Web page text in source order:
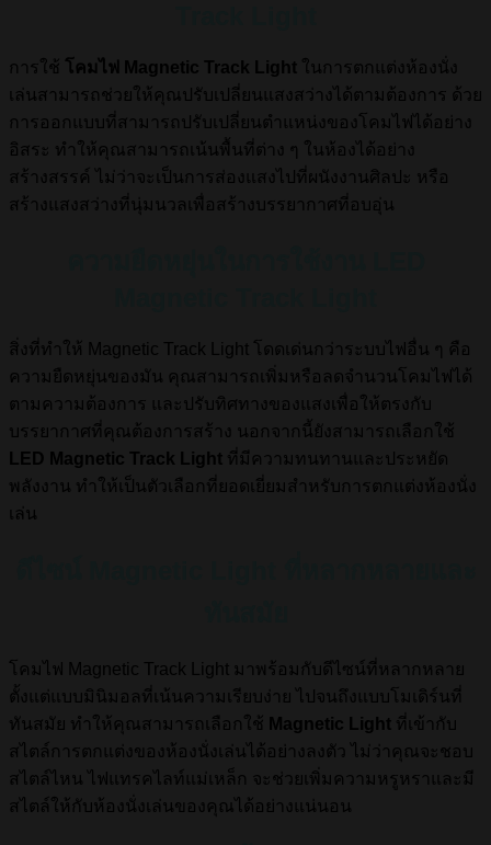
การใช้ โคมไฟ Magnetic Track Light ในการตกแต่งห้องนั่ง
เล่นสามารถช่วยให้คุณปรับเปลี่ยนแสงสว่างได้ตามต้องการ ด้วย
การออกแบบที่สามารถปรับเปลี่ยนตำแหน่งของโคมไฟได้อย่าง
อิสระ ทำให้คุณสามารถเน้นพื้นที่ต่าง ๆ ในห้องได้อย่าง
สร้างสรรค์ ไม่ว่าจะเป็นการส่องแสงไปที่ผนังงานศิลปะ หรือ
สร้างแสงสว่างที่นุ่มนวลเพื่อสร้างบรรยากาศที่อบอุ่น
สิ่งที่ทำให้ Magnetic Track Light โดดเด่นกว่าระบบไฟอื่น ๆ คือ
ความยืดหยุ่นของมัน คุณสามารถเพิ่มหรือลดจำนวนโคมไฟได้
ตามความต้องการ และปรับทิศทางของแสงเพื่อให้ตรงกับ
บรรยากาศที่คุณต้องการสร้าง นอกจากนี้ยังสามารถเลือกใช้
LED Magnetic Track Light ที่มีความทนทานและประหยัด
พลังงาน ทำให้เป็นตัวเลือกที่ยอดเยี่ยมสำหรับการตกแต่งห้องนั่ง
เล่น
โคมไฟ Magnetic Track Light มาพร้อมกับดีไซน์ที่หลากหลาย
ตั้งแต่แบบมินิมอลที่เน้นความเรียบง่าย ไปจนถึงแบบโมเดิร์นที่
ทันสมัย ทำให้คุณสามารถเลือกใช้ Magnetic Light ที่เข้ากับ
สไตล์การตกแต่งของห้องนั่งเล่นได้อย่างลงตัว ไม่ว่าคุณจะชอบ
สไตล์ไหน ไฟแทรคไลท์แม่เหล็ก จะช่วยเพิ่มความหรูหราและมี
สไตล์ให้กับห้องนั่งเล่นของคุณได้อย่างแน่นอน